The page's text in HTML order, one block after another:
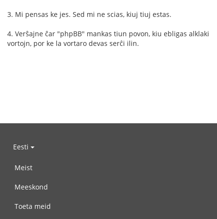
3. Mi pensas ke jes. Sed mi ne scias, kiuj tiuj estas.
4. Verŝajne ĉar "phpBB" mankas tiun povon, kiu ebligas alklaki
vortojn, por ke la vortaro devas serĉi ilin.
Eesti
Meist
Meeskond
Toeta meid